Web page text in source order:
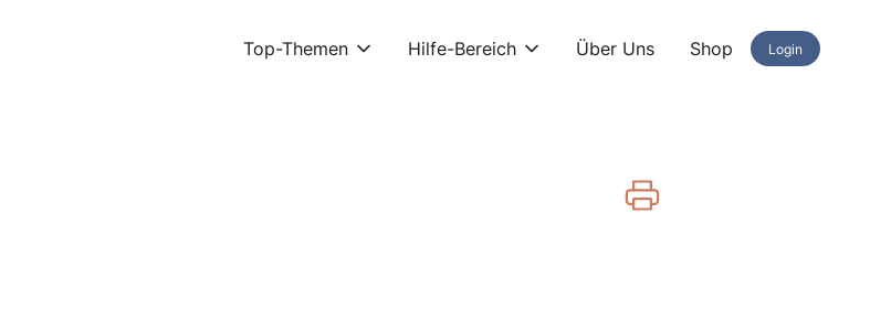
Top-Themen Hilfe-Bereich Über Uns Shop Login